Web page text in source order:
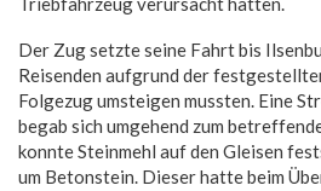
Der Zug setzte seine Fahrt bis
Reisenden aufgrund der
Folgezug umsteigen mussten. Eine
begab sich umgehend zum
konnte Steinmehl auf den Gleisen
um Betonstein. Dieser hatte beim